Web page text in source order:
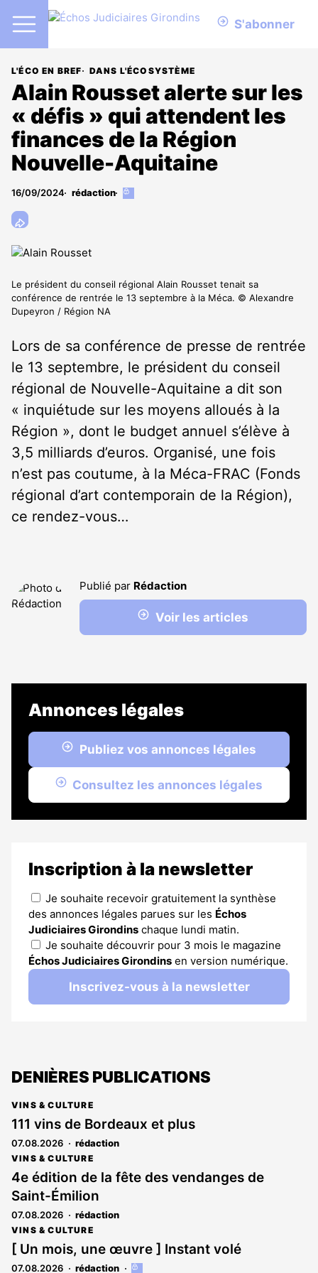
S'abonner
L'ÉCO EN BREF DANS L'ÉCOSYSTÈME
Alain Rousset alerte sur les
« défis » qui attendent les
finances de la Région
Nouvelle-Aquitaine
16/09/2024 rédaction
Cet
Le président du conseil régional Alain Rousset tenait sa
conférence de rentrée le 13 septembre à la Méca. © Alexandre
Dupeyron / Région NA
Lors de sa conférence de presse de rentrée
le 13 septembre, le président du conseil
régional de Nouvelle-Aquitaine a dit son
« inquiétude sur les moyens alloués à la
Région », dont le budget annuel s’élève à
3,5 milliards d’euros. Organisé, une fois
n’est pas coutume, à la Méca-FRAC (Fonds
régional d’art contemporain de la Région),
ce rendez-vous…
Publié par Rédaction
Voir les articles
Annonces légales
Publiez vos annonces légales
Consultez les annonces légales
Inscription à la newsletter
Je souhaite recevoir gratuitement la synthèse
des annonces légales parues sur les Échos
Judiciaires Girondins chaque lundi matin.
Je souhaite découvrir pour 3 mois le magazine
Échos Judiciaires Girondins en version numérique.
Inscrivez-vous à la newsletter
DENIÈRES PUBLICATIONS
VINS & CULTURE
111 vins de Bordeaux et plus
07.08.2026 rédaction
VINS & CULTURE
4e édition de la fête des vendanges de
Saint-Émilion
07.08.2026 rédaction
VINS & CULTURE
[ Un mois, une œuvre ] Instant volé
07.08.2026 rédaction
Cet